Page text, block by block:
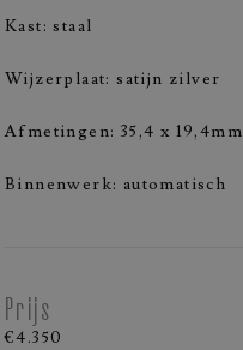
Kast: staal
Wijzerplaat: satijn zilver
Afmetingen: 35,4 x 19,4mm
Binnenwerk: automatisch
Prijs
€4.350